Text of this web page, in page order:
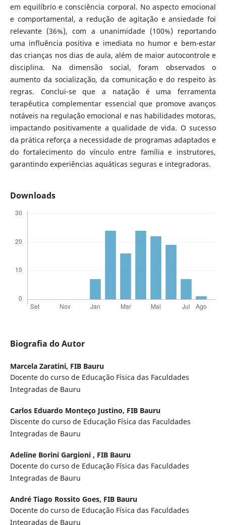
em equilíbrio e consciência corporal. No aspecto emocional
e comportamental, a redução de agitação e ansiedade foi
relevante (36%), com a unanimidade (100%) reportando
uma influência positiva e imediata no humor e bem-estar
das crianças nos dias de aula, além de maior autocontrole e
disciplina. Na dimensão social, foram observados o
aumento da socialização, da comunicação e do respeito às
regras. Conclui-se que a natação é uma ferramenta
terapêutica complementar essencial que promove avanços
notáveis na regulação emocional e nas habilidades motoras,
impactando positivamente a qualidade de vida. O sucesso
da prática reforça a necessidade de programas adaptados e
do fortalecimento do vínculo entre família e instrutores,
garantindo experiências aquáticas seguras e integradoras.
Downloads
Biografia do Autor
Marcela Zaratini, FIB Bauru
Docente do curso de Educação Física das Faculdades
Integradas de Bauru
Carlos Eduardo Monteço Justino, FIB Bauru
Discente do curso de Educação Física das Faculdades
Integradas de Bauru
Adeline Borini Gargioni , FIB Bauru
Docente do curso de Educação Física das Faculdades
Integradas de Bauru
André Tiago Rossito Goes, FIB Bauru
Docente do curso de Educação Física das Faculdades
Integradas de Bauru